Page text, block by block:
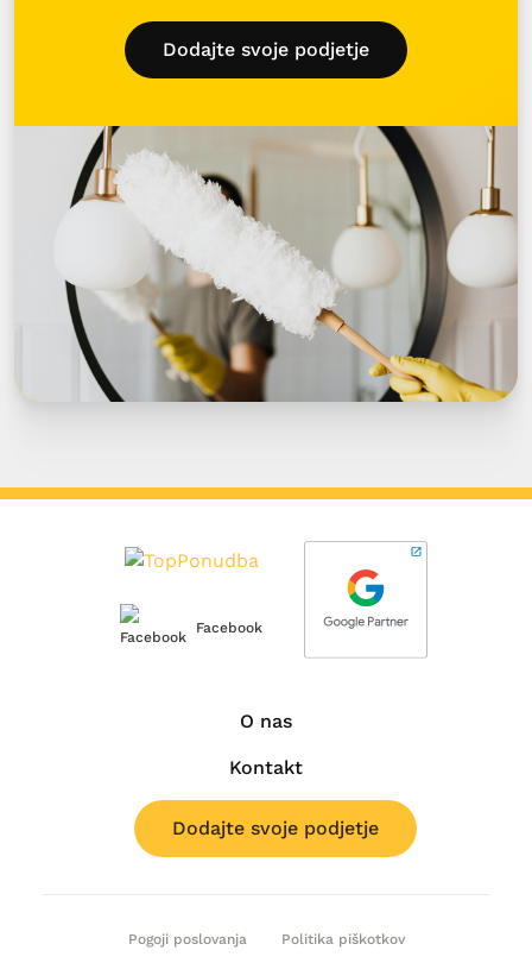
Dodajte svoje podjetje
Facebook
O nas
Kontakt
Dodajte svoje podjetje
Pogoji poslovanja
Politika piškotkov